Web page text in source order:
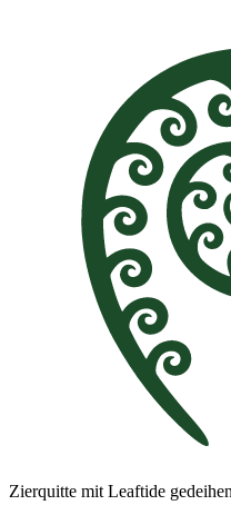
Zierquitte mit Leaftide